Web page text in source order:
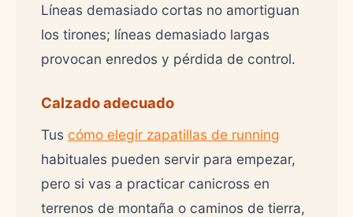
Líneas demasiado cortas no amortiguan
los tirones; líneas demasiado largas
provocan enredos y pérdida de control.
Calzado adecuado
Tus cómo elegir zapatillas de running
habituales pueden servir para empezar,
pero si vas a practicar canicross en
terrenos de montaña o caminos de tierra,